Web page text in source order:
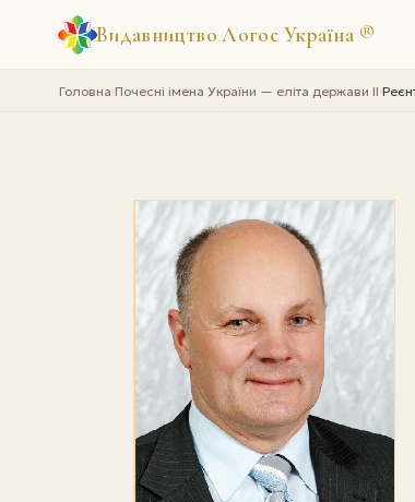
Видавництво Логос Україна ®
Головна›Почесні імена України — еліта держави II›